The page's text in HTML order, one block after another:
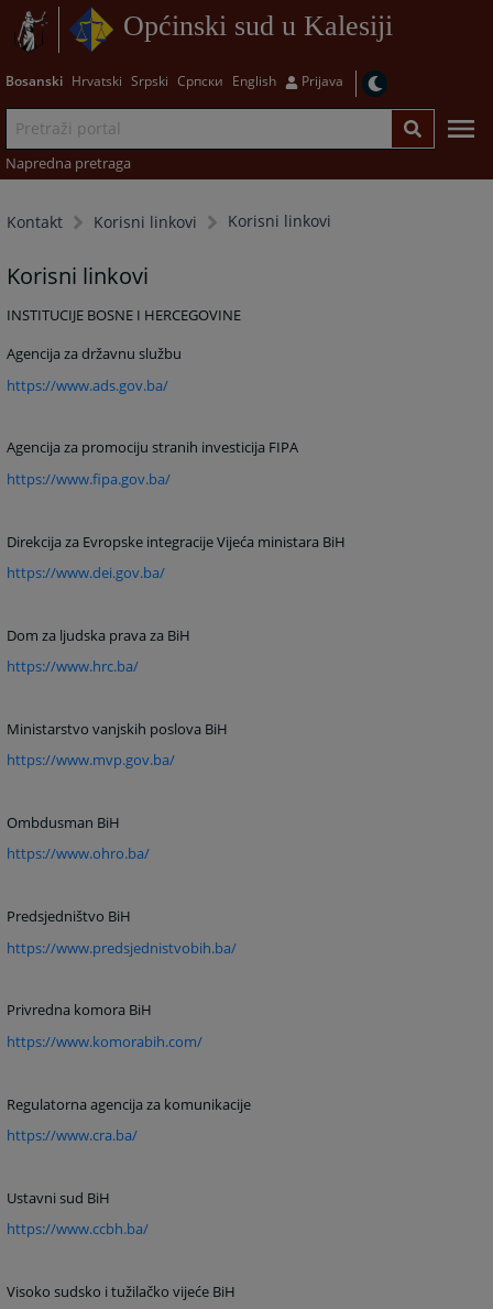
Općinski sud u Kalesiji
Bosanski Hrvatski Srpski Српски English Prijava
Napredna pretraga
Kontakt Korisni linkovi Korisni linkovi
Korisni linkovi
INSTITUCIJE BOSNE I HERCEGOVINE
Agencija za državnu službu
https://www.ads.gov.ba/
Agencija za promociju stranih investicija FIPA
https://www.fipa.gov.ba/
Direkcija za Evropske integracije Vijeća ministara BiH
https://www.dei.gov.ba/
Dom za ljudska prava za BiH
https://www.hrc.ba/
Ministarstvo vanjskih poslova BiH
https://www.mvp.gov.ba/
Ombdusman BiH
https://www.ohro.ba/
Predsjedništvo BiH
https://www.predsjednistvobih.ba/
Privredna komora BiH
https://www.komorabih.com/
Regulatorna agencija za komunikacije
https://www.cra.ba/
Ustavni sud BiH
https://www.ccbh.ba/
Visoko sudsko i tužilačko vijeće BiH